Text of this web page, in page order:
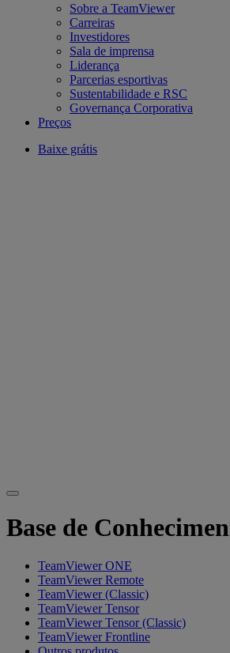
Sobre a TeamViewer
Carreiras
Investidores
Sala de imprensa
Liderança
Parcerias esportivas
Sustentabilidade e RSC
Governança Corporativa
Preços
Baixe grátis
Base de
TeamViewer ONE
TeamViewer Remote
TeamViewer (Classic)
TeamViewer Tensor
TeamViewer Tensor (Classic)
TeamViewer Frontline